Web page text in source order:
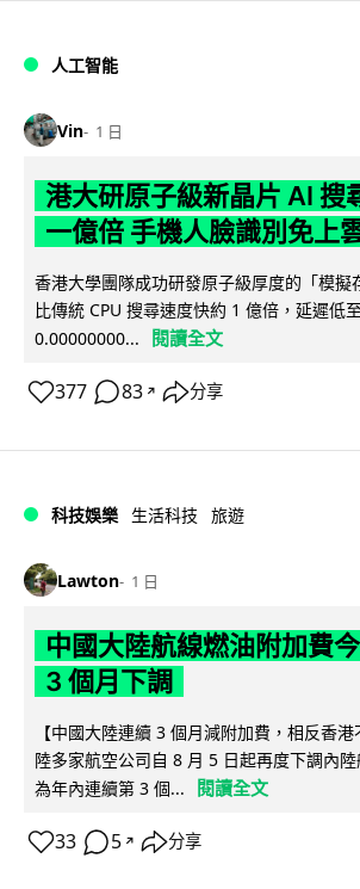
人工智能
Vin 1 日
港大研原子級新晶片 AI 搜
一億倍 手機人臉識別免上
香港大學團隊成功研發原子級厚度的「模擬
比傳統 CPU 搜尋速度快約 1 億倍，延遲低
0.00000000...
閱讀全文
377 83 ↗ 分享
科技娛樂 生活科技 旅遊
Lawton 1 日
中國大陸航線燃油附加費
3 個月下調
【中國大陸連續 3 個月減附加費，相反香
陸多家航空公司自 8 月 5 日起再度下調內陸
為年內連續第 3 個...
閱讀全文
33 5 ↗ 分享